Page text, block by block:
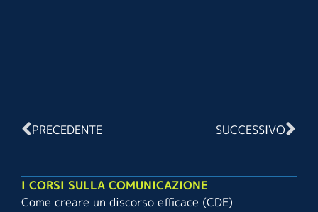
PRECEDENTE SUCCESSIVO
I CORSI SULLA COMUNICAZIONE
Come creare un discorso efficace (CDE)